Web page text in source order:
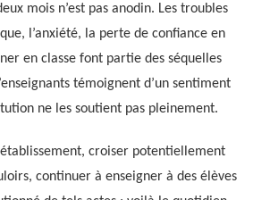
mois n’est pas anodin. Les troubles
l’anxiété, la perte de confiance en
en classe font partie des séquelles
témoignent d’un sentiment
ne les soutient pas pleinement.
croiser potentiellement
continuer à enseigner à des élèves